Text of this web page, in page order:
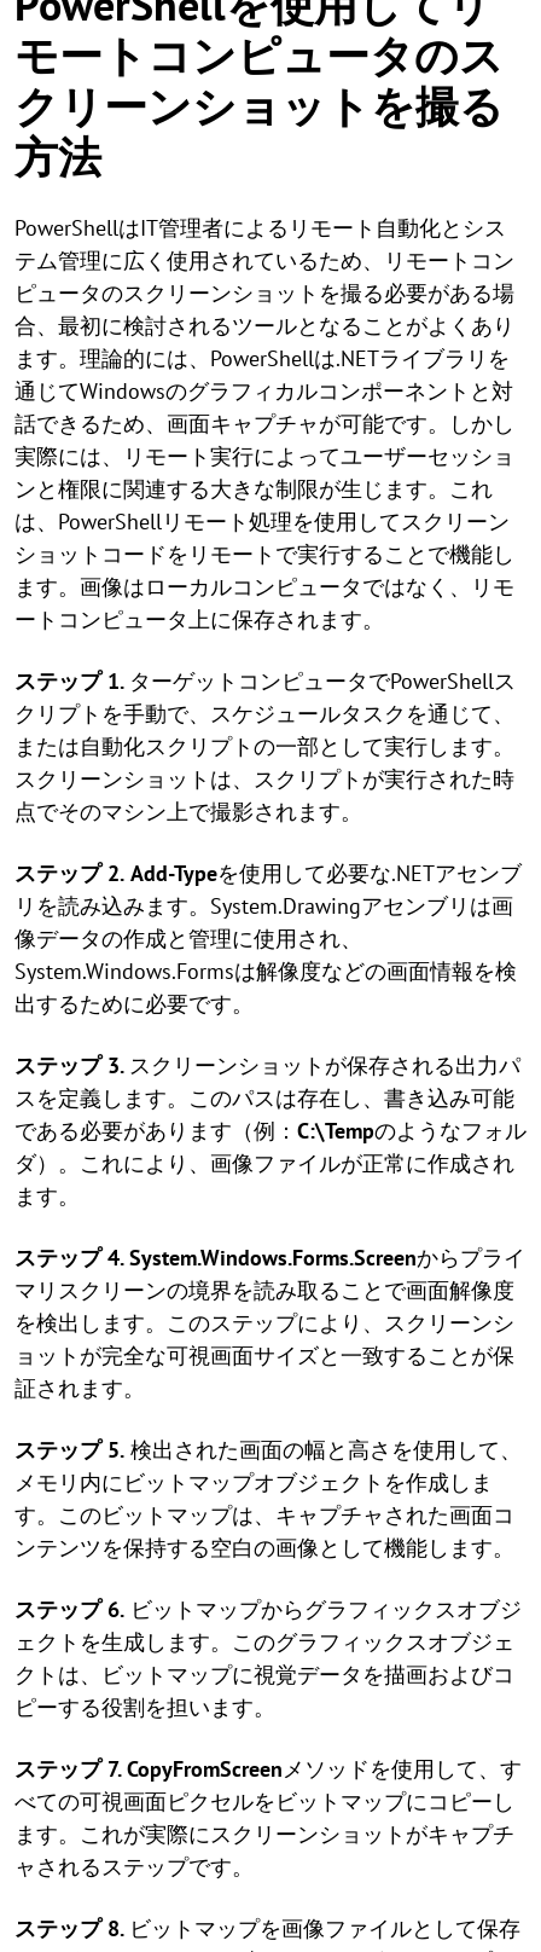
モートコンピュータのス
クリーンショットを撮る
方法
PowerShellはIT管理者によるリモート自動化とシス
テム管理に広く使用されているため、リモートコン
ピュータのスクリーンショットを撮る必要がある場
合、最初に検討されるツールとなることがよくあり
ます。理論的には、PowerShellは.NETライブラリを
通じてWindowsのグラフィカルコンポーネントと対
話できるため、画面キャプチャが可能です。しかし
実際には、リモート実行によってユーザーセッショ
ンと権限に関連する大きな制限が生じます。これ
は、PowerShellリモート処理を使用してスクリーン
ショットコードをリモートで実行することで機能し
ます。画像はローカルコンピュータではなく、リモ
ートコンピュータ上に保存されます。
ステップ 1. ターゲットコンピュータでPowerShellス
クリプトを手動で、スケジュールタスクを通じて、
または自動化スクリプトの一部として実行します。
スクリーンショットは、スクリプトが実行された時
点でそのマシン上で撮影されます。
ステップ 2. Add-Typeを使用して必要な.NETアセンブ
リを読み込みます。System.Drawingアセンブリは画
像データの作成と管理に使用され、
System.Windows.Formsは解像度などの画面情報を検
出するために必要です。
ステップ 3. スクリーンショットが保存される出力パ
スを定義します。このパスは存在し、書き込み可能
である必要があります（例： C:\Tempのようなフォル
ダ）。これにより、画像ファイルが正常に作成され
ます。
ステップ 4.System.Windows.Forms.Screenからプライ
マリスクリーンの境界を読み取ることで画面解像度
を検出します。このステップにより、スクリーンシ
ョットが完全な可視画面サイズと一致することが保
証されます。
ステップ 5. 検出された画面の幅と高さを使用して、
メモリ内にビットマップオブジェクトを作成しま
す。このビットマップは、キャプチャされた画面コ
ンテンツを保持する空白の画像として機能します。
ステップ 6. ビットマップからグラフィックスオブジ
ェクトを生成します。このグラフィックスオブジェ
クトは、ビットマップに視覚データを描画およびコ
ピーする役割を担います。
ステップ 7.CopyFromScreenメソッドを使用して、す
べての可視画面ピクセルをビットマップにコピーし
ます。これが実際にスクリーンショットがキャプチ
ャされるステップです。
ステップ 8. ビットマップを画像ファイルとして保存